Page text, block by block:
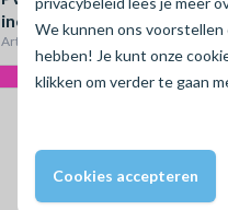
We kunnen ons voorstellen
hebben! Je kunt onze
klikken om verder te gaan
Cookies accepteren
incl filter, 2x 80mm spie, H=
cm
Artikelnummer 80040082